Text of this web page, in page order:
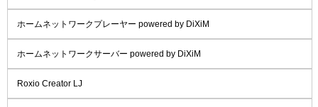
ホームネットワークプレーヤー powered by DiXiM
ホームネットワークサーバー powered by DiXiM
Roxio Creator LJ